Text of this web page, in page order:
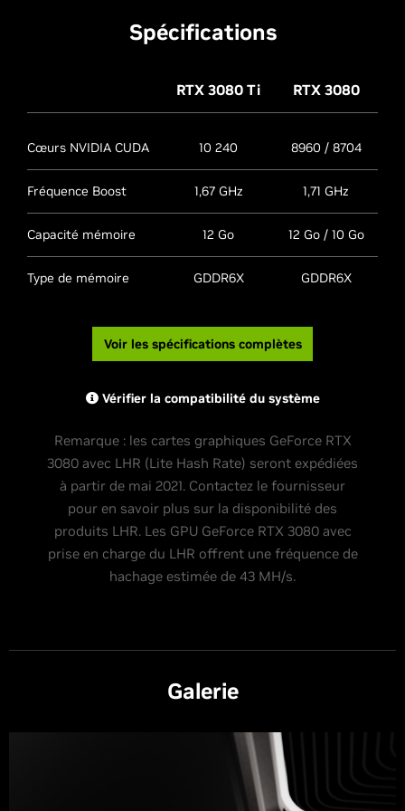
Spécifications
RTX 3080 Ti RTX 3080
Cœurs NVIDIA CUDA 10 240 8960 / 8704
Fréquence Boost 1,67 GHz 1,71 GHz
Capacité mémoire 12 Go 12 Go / 10 Go
Type de mémoire GDDR6X GDDR6X
Voir les spécifications complètes
Vérifier la compatibilité du système
Remarque : les cartes graphiques GeForce RTX
3080 avec LHR (Lite Hash Rate) seront expédiées
à partir de mai 2021. Contactez le fournisseur
pour en savoir plus sur la disponibilité des
produits LHR. Les GPU GeForce RTX 3080 avec
prise en charge du LHR offrent une fréquence de
hachage estimée de 43 MH/s.
Galerie